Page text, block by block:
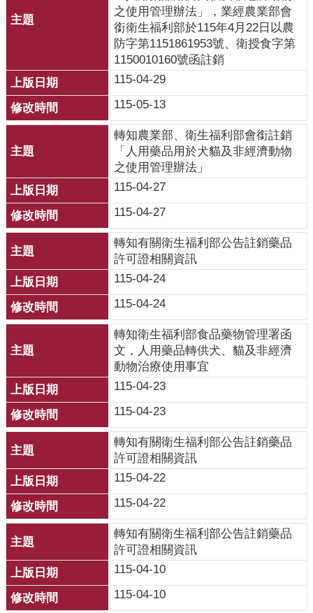
智
慧
財
產
宣
隱
私
權
及
全
政
策
網
站
資
料
開
放
告
之使用管理辦法」，業經農業部會
銜衛生福利部於115年4月22日以農
防字第1151861953號、衛授食字第
1150010160號函註銷
115-04-29
115-05-13
轉知農業部、衛生福利部會銜註銷
「人用藥品用於犬貓及非經濟動物
之使用管理辦法」
115-04-27
115-04-27
轉知有關衛生福利部公告註銷藥品
許可證相關資訊
115-04-24
115-04-24
轉知衛生福利部食品藥物管理署函
文，人用藥品轉供犬、貓及非經濟
動物治療使用事宜
115-04-23
115-04-23
轉知有關衛生福利部公告註銷藥品
許可證相關資訊
115-04-22
115-04-22
轉知有關衛生福利部公告註銷藥品
許可證相關資訊
115-04-10
115-04-10